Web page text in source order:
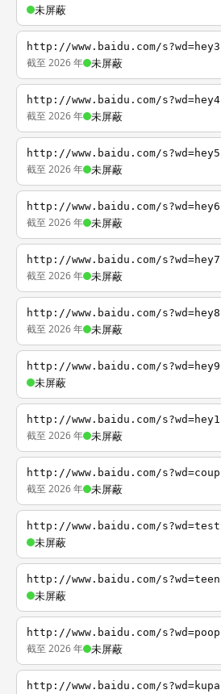
未屏蔽
http://www.baidu.com/s?wd=hey3
截至 2026 年 未屏蔽
http://www.baidu.com/s?wd=hey4
截至 2026 年 未屏蔽
http://www.baidu.com/s?wd=hey5
截至 2026 年 未屏蔽
http://www.baidu.com/s?wd=hey6
截至 2026 年 未屏蔽
http://www.baidu.com/s?wd=hey7
截至 2026 年 未屏蔽
http://www.baidu.com/s?wd=hey8
截至 2026 年 未屏蔽
http://www.baidu.com/s?wd=hey9
未屏蔽
http://www.baidu.com/s?wd=hey1
截至 2026 年 未屏蔽
http://www.baidu.com/s?wd=coup
截至 2026 年 未屏蔽
http://www.baidu.com/s?wd=test
未屏蔽
http://www.baidu.com/s?wd=teen
未屏蔽
http://www.baidu.com/s?wd=poop
截至 2026 年 未屏蔽
http://www.baidu.com/s?wd=kupa